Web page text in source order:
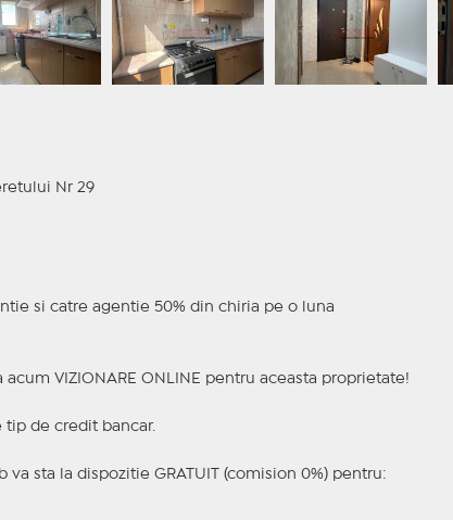
Nr 29
si catre agentie 50% din chiria pe o luna
VIZIONARE ONLINE pentru aceasta proprietate!
de credit bancar.
sta la dispozitie GRATUIT (comision 0%) pentru: